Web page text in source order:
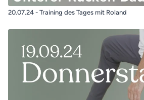
20.07.24 - Training des Tages mit Roland